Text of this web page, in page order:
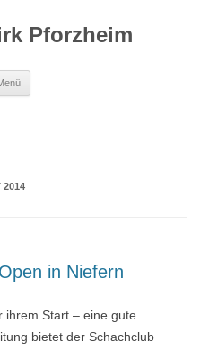
Pforzheim
2014
in Niefern
ihrem Start – eine gute
bietet der Schachclub